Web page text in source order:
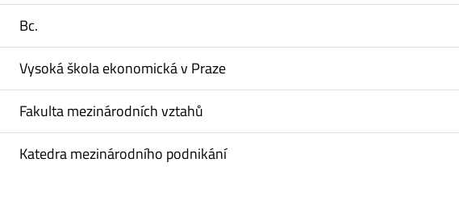
Bc.
Vysoká škola ekonomická v Praze
Fakulta mezinárodních vztahů
Katedra mezinárodního podnikání